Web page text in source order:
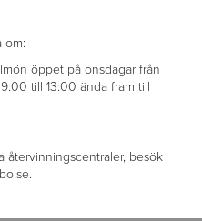
om:
öppet på onsdagar från
till 13:00 ända fram till
återvinningscentraler, besök